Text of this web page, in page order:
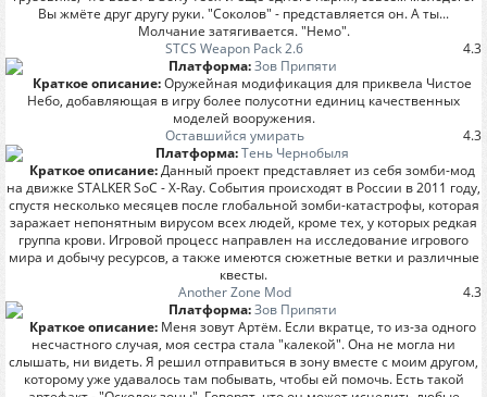
Вы жмёте друг другу руки. "Соколов" - представляется он. А ты...
Молчание затягивается. "Немо".
4.3
STCS Weapon Pack 2.6
Платформа: Зов Припяти
Краткое описание:Оружейная модификация для приквела Чистое
Небо, добавляющая в игру более полусотни единиц качественных
моделей вооружения.
4.3
Оставшийся умирать
Платформа:Тень Чернобыля
Краткое описание:Данный проект представляет из себя зомби-мод
на движке STALKER SoC - X-Ray. События происходят в России в 2011 году,
спустя несколько месяцев после глобальной зомби-катастрофы, которая
заражает непонятным вирусом всех людей, кроме тех, у которых редкая
группа крови. Игровой процесс направлен на исследование игрового
мира и добычу ресурсов, а также имеются сюжетные ветки и различные
квесты.
4.3
Another Zone Mod
Платформа: Зов Припяти
Краткое описание:Меня зовут Артём. Если вкратце, то из-за одного
несчастного случая, моя сестра стала "калекой". Она не могла ни
слышать, ни видеть. Я решил отправиться в зону вместе с моим другом,
которому уже удавалось там побывать, чтобы ей помочь. Есть такой